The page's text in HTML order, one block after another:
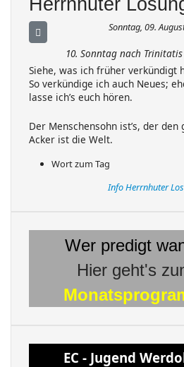
Sonntag, 09.
10. Sonntag nach
Siehe, was ich früher verkündigt
So verkündige ich auch Neues;
lasse ich’s euch hören.
Der Menschensohn ist’s, der
Acker ist die Welt.
Wort zum Tag
Info Herrnhuter
Wer predigt
Hier geht's
EC - Jugend